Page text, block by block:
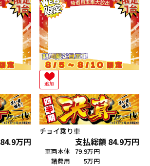
84.9万円
追加
チョイ乗り車
支払総額 84.9万円
車両本体
79.9万円
諸費用
5万円